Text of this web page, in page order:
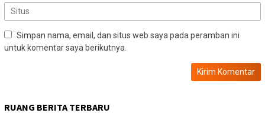
Simpan nama, email, dan situs web saya pada peramban ini
untuk komentar saya berikutnya.
RUANG BERITA TERBARU